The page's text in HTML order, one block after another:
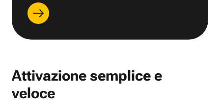
Attivazione semplice e
veloce